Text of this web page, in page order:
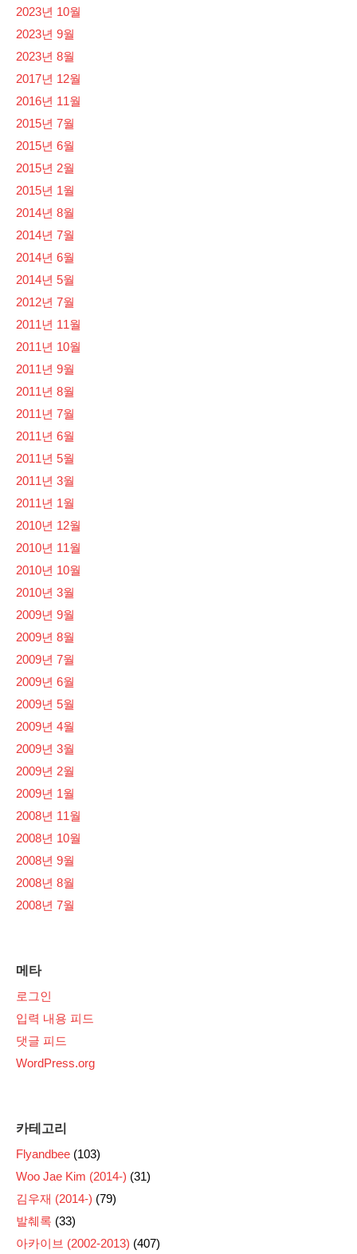
2023년 10월
2023년 9월
2023년 8월
2017년 12월
2016년 11월
2015년 7월
2015년 6월
2015년 2월
2015년 1월
2014년 8월
2014년 7월
2014년 6월
2014년 5월
2012년 7월
2011년 11월
2011년 10월
2011년 9월
2011년 8월
2011년 7월
2011년 6월
2011년 5월
2011년 3월
2011년 1월
2010년 12월
2010년 11월
2010년 10월
2010년 3월
2009년 9월
2009년 8월
2009년 7월
2009년 6월
2009년 5월
2009년 4월
2009년 3월
2009년 2월
2009년 1월
2008년 11월
2008년 10월
2008년 9월
2008년 8월
2008년 7월
메타
로그인
입력 내용 피드
댓글 피드
WordPress.org
카테고리
Flyandbee (103)
Woo Jae Kim (2014-) (31)
김우재 (2014-) (79)
발췌록 (33)
아카이브 (2002-2013) (407)